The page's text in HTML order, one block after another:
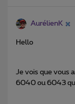
AurélienK
Hello
Je vois que vous
6040 ou 6043